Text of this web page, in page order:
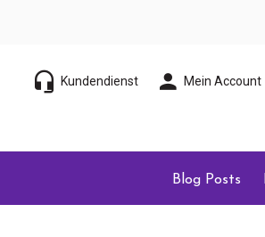
Kundendienst Mein Account
Blog Posts